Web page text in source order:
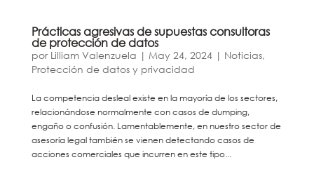
Prácticas agresivas de supuestas consultoras
de protección de datos
por Lilliam Valenzuela | May 24, 2024| Noticias,
Protección de datos y privacidad
La competencia desleal existe en la mayoría de los sectores,
relacionándose normalmente con casos de dumping,
engaño o confusión. Lamentablemente, en nuestro sector de
asesoría legal también se vienen detectando casos de
acciones comerciales que incurren en este tipo...